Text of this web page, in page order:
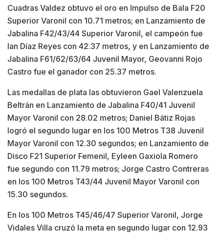
Cuadras Valdez obtuvo el oro en Impulso de Bala F20
Superior Varonil con 10.71 metros; en Lanzamiento de
Jabalina F42/43/44 Superior Varonil, el campeón fue
Ian Díaz Reyes con 42.37 metros, y en Lanzamiento de
Jabalina F61/62/63/64 Juvenil Mayor, Geovanni Rojo
Castro fue el ganador con 25.37 metros.
Las medallas de plata las obtuvieron Gael Valenzuela
Beltrán en Lanzamiento de Jabalina F40/41 Juvenil
Mayor Varonil con 28.02 metros; Daniel Bátiz Rojas
logró el segundo lugar en los 100 Metros T38 Juvenil
Mayor Varonil con 12.30 segundos; en Lanzamiento de
Disco F21 Superior Femenil, Eyleen Gaxiola Romero
fue segundo con 11.79 metros; Jorge Castro Contreras
en los 100 Metros T43/44 Juvenil Mayor Varonil con
15.30 segundos.
En los 100 Metros T45/46/47 Superior Varonil, Jorge
Vidales Villa cruzó la meta en segundo lugar con 12.93